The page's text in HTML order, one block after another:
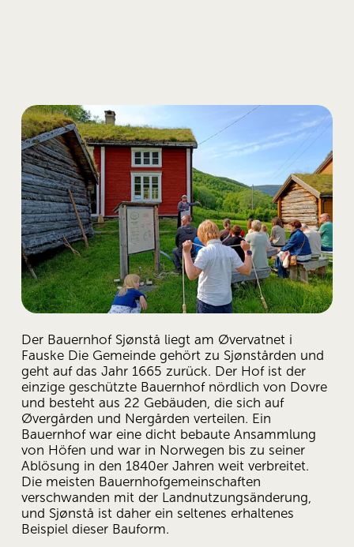
Der Bauernhof Sjønstå liegt am Øvervatnet i
Fauske Die Gemeinde gehört zu Sjønstården und
geht auf das Jahr 1665 zurück. Der Hof ist der
einzige geschützte Bauernhof nördlich von Dovre
und besteht aus 22 Gebäuden, die sich auf
Øvergården und Nergården verteilen. Ein
Bauernhof war eine dicht bebaute Ansammlung
von Höfen und war in Norwegen bis zu seiner
Ablösung in den 1840er Jahren weit verbreitet.
Die meisten Bauernhofgemeinschaften
verschwanden mit der Landnutzungsänderung,
und Sjønstå ist daher ein seltenes erhaltenes
Beispiel dieser Bauform.